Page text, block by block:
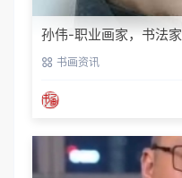
孙伟-职业画家，书法家
书画资讯